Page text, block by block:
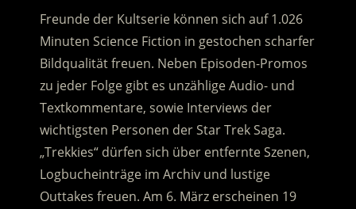
Freunde der Kultserie können sich auf 1.026
Minuten Science Fiction in gestochen scharfer
Bildqualität freuen. Neben Episoden-Promos
zu jeder Folge gibt es unzählige Audio- und
Textkommentare, sowie Interviews der
wichtigsten Personen der Star Trek Saga.
„Trekkies“ dürfen sich über entfernte Szenen,
Logbucheinträge im Archiv und lustige
Outtakes freuen. Am 6. März erscheinen 19